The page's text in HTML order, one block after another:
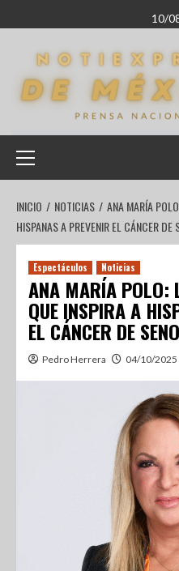
10/
INICIO NOTICIAS
ANA MARÍA
HISPANAS A PREVENIR EL CÁNCER DE
Espectáculos Noticias
ANA MARÍA POLO:
QUE INSPIRA A
EL CÁNCER DE SENO
Pedro Herrera 04/10/2025